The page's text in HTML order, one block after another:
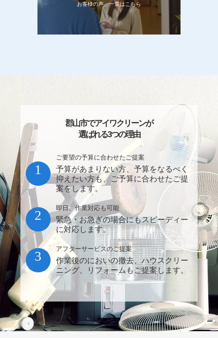
お客様の声、一覧はこちら
郡山市でアイワクリーンが
選ばれる3つの理由
ご要望の予算に合わせたご提案
予算があまりない方、予算をなるべく
抑えたい方も、ご予算に合わせたご提
案をします。
1
即日、作業対応も可能
緊急・お急ぎの場合にもスピーディー
に対応します。
2
アフターサービスのご提案
作業後のにおいの撤去、ハウスクリー
ニング、リフォームもご提案します。
3